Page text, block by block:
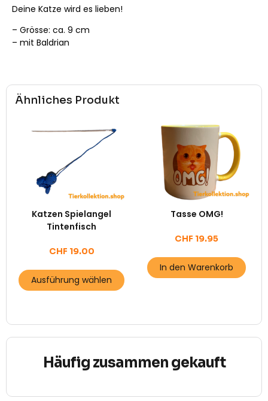
Ähnliches Produkt
Katzen Spielangel
Tintenfisch
CHF 19.00
Ausführung wählen
Tasse OMG!
CHF 19.95
In den Warenkorb
Deine Katze wird es lieben!
– Grösse: ca. 9 cm
– mit Baldrian
Häufig zusammen gekauft